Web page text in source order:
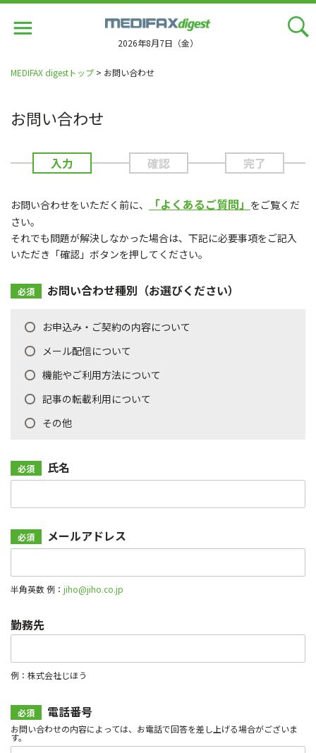
2026年8月7日（金）
MEDIFAX digestトップ > お問い合わせ
お問い合わせ
入力 確認 完了
お問い合わせをいただく前に、 「よくあるご質問」 をご覧くだ
さい。
それでも問題が解決しなかった場合は、下記に必要事項をご記入
いただき「確認」ボタンを押してください。
必須
お問い合わせ種別（お選びください）
お
問
い
合
せ
種
お申込み・ご契約の内容について
メール配信について
機能やご利用方法について
記事の転載利用について
その他
必須
氏名
名
必須
メールアドレス
ー
ル
ド
ス
*
半角英数 例： jiho@jiho.co.jp
勤務先
社
名
例：株式会社じほう
必須 電話番号
お問い合わせの内容によっては、お電話で回答を差し上げる場合がございま
す。